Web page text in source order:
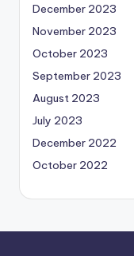
December 2023
November 2023
October 2023
September 2023
August 2023
July 2023
December 2022
October 2022